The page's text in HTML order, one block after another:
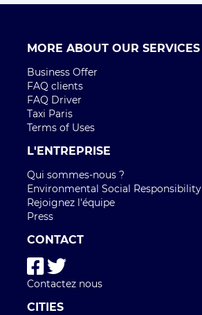
MORE ABOUT OUR SERVICES
Business Offer
FAQ clients
FAQ Driver
Taxi Paris
Terms of Uses
L'ENTREPRISE
Qui sommes-nous ?
Environmental Social Responsibility
Rejoignez l'équipe
Press
CONTACT
Contactez nous
CITIES